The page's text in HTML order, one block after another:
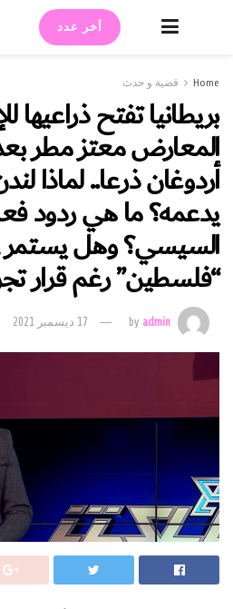
أخر عدد
Home قضية و حدث
بريطانيا تفتح
المعارض معتز مطر
أردوغان ذرعا.. لماذا
يدعمه؟ ما هي ردود
السيسي؟ وهل يستمر
“فلسطين” رغم قرار
byadmin 17 ديسمبر 2021